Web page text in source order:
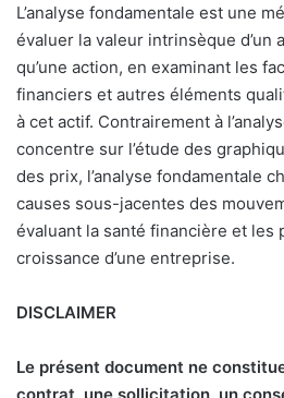
L’analyse fondamentale est une
évaluer la valeur intrinsèque d’un
qu’une action, en examinant les
financiers et autres éléments
à cet actif. Contrairement à
concentre sur l’étude des
des prix, l’analyse fondamentale
causes sous-jacentes des
évaluant la santé financière et les
croissance d’une entreprise.
DISCLAIMER
Le présent document ne